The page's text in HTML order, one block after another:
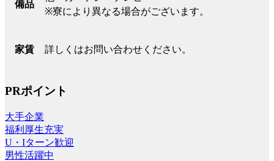
備品
※寮により異なる場合がございます。
家賃 詳しくはお問い合わせください。
PRポイント
大手企業
福利厚生充実
U・Iターン歓迎
男性活躍中